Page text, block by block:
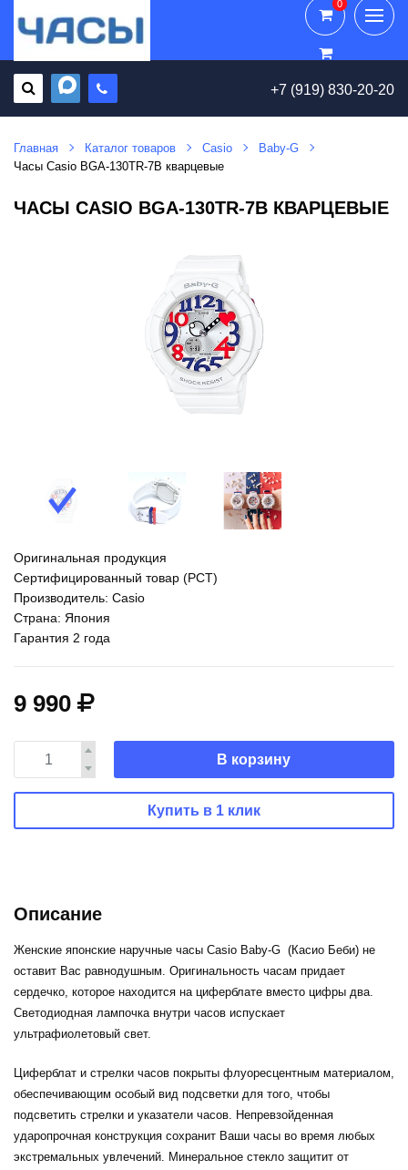
+7 (919) 830-20-20
0
0
Главная Каталог товаров Casio
Baby-G
Часы Casio BGA-130TR-7B кварцевые
ЧАСЫ CASIO BGA-130TR-7B КВАРЦЕВЫЕ
Оригинальная продукция
Сертифицированный товар (РСТ)
Производитель: Casio
Страна: Япония
Гарантия 2 года
9 990
В корзину
Купить в 1 клик
Описание
Женские японские наручные часы Casio Baby-G (Касио Беби) не
оставит Вас равнодушным. Оригинальность часам придает
сердечко, которое находится на циферблате вместо цифры два.
Светодиодная лампочка внутри часов испускает
ультрафиолетовый свет.
Циферблат и стрелки часов покрыты флуоресцентным материалом,
обеспечивающим особый вид подсветки для того, чтобы
подсветить стрелки и указатели часов. Непревзойденная
ударопрочная конструкция сохранит Ваши часы во время любых
экстремальных увлечений. Минеральное стекло защитит от